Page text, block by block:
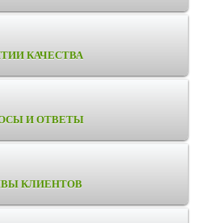
КАЧЕСТВА
И ОТВЕТЫ
КЛИЕНТОВ